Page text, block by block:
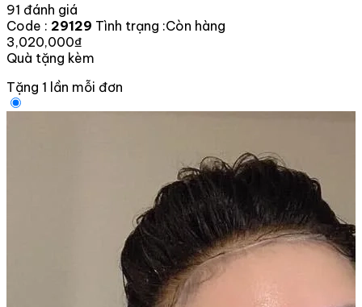
91 đánh giá
Code : 29129 Tình trạng :Còn hàng
3,020,000₫
Quà tặng kèm
Tặng 1 lần mỗi đơn